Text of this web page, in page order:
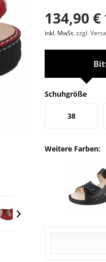
134,90 €
inkl. MwSt.zzgl.
Schuhgröße
38
Weitere Farben: